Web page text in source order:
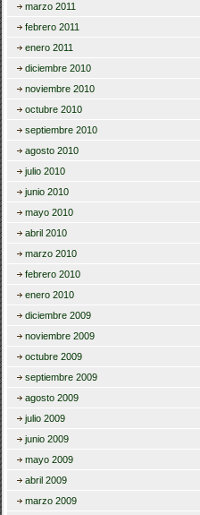
marzo 2011
febrero 2011
enero 2011
diciembre 2010
noviembre 2010
octubre 2010
septiembre 2010
agosto 2010
julio 2010
junio 2010
mayo 2010
abril 2010
marzo 2010
febrero 2010
enero 2010
diciembre 2009
noviembre 2009
octubre 2009
septiembre 2009
agosto 2009
julio 2009
junio 2009
mayo 2009
abril 2009
marzo 2009